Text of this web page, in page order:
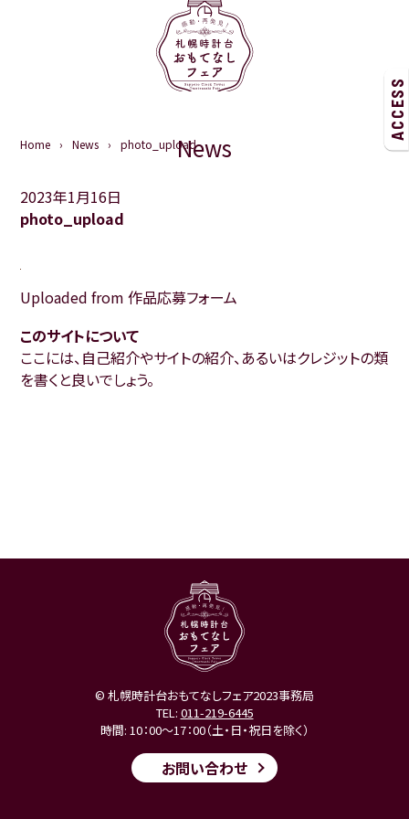
ACCESS
Home News photo_uploadNews
2023年1月16日
photo_upload
Uploaded from 作品応募フォーム
このサイトについて
ここには、自己紹介やサイトの紹介、あるいはクレジットの類
を書くと良いでしょう。
© 札幌時計台おもてなしフェア2023事務局
TEL: 011-219-6445
時間: 10：00～17：00（土・日・祝日を除く）
お問い合わせ